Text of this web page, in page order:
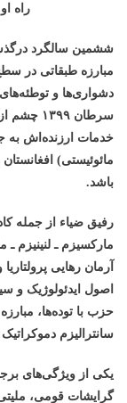
راه
ششمین سالگرد
مبارزه طبقاتی در
دشواری‌ها و
سرطان ۱۳۹۹ چشم از
خدمات ارزنده‌اش به
مائوئیستی)
باشد.
رفیق ضیاء از جمله
مارکسیزم ـ لنینیزم
آرمان رهایی
اصول ایدئولوژیک و
حزب با توده‌ها،
سانترالیزم
یکی از ویژگی‌های
گرایشات قومی، ملیتی